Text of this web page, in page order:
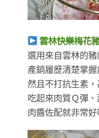
雲林快樂梅花
選用來自雲林的
產銷履歷清楚掌
然且不打抗生素
吃起來肉質Ｑ彈
肉醬佐配就非常好